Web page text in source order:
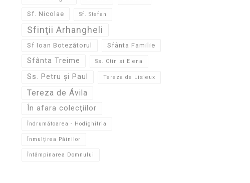
Sf. Nicolae Sf. Stefan
Sfinţii Arhangheli
Sf Ioan Botezătorul Sfânta Familie
Sfânta Treime Ss. Ctin si Elena
Ss. Petru și Paul Tereza de Lisieux
Tereza de Ávila
În afara colecţiilor
Îndrumătoarea - Hodighitria
Înmulțirea Pâinilor
Întâmpinarea Domnului